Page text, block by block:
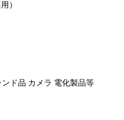
）
ド品 カメラ 電化製品等